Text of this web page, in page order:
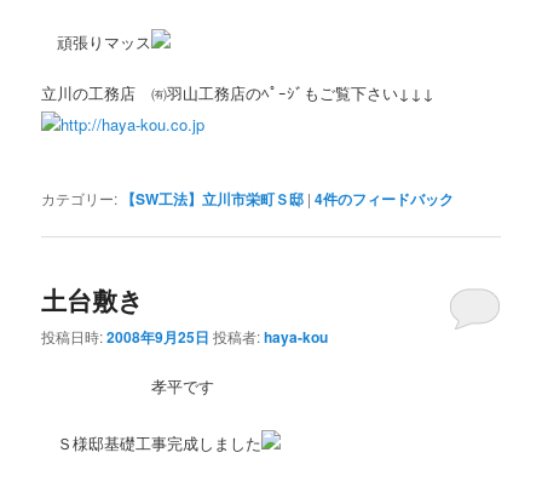
頑張りマッス
立川の工務店 ㈲羽山工務店のﾍﾟｰｼﾞもご覧下さい↓↓↓
http://haya-kou.co.jp
カテゴリー: 【SW工法】立川市栄町Ｓ邸 |4件のフィードバック
土台敷き
投稿日時:2008年9月25日 投稿者:haya-kou
孝平です
Ｓ様邸基礎工事完成しました